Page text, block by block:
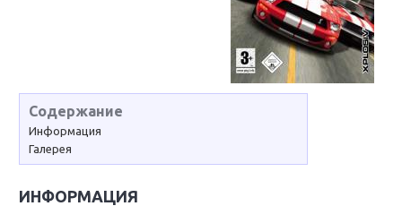
Содержание
Информация
Галерея
ИНФОРМАЦИЯ